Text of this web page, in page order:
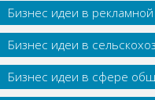
Бизнес идеи в
Бизнес идеи в
Бизнес идеи в сфере